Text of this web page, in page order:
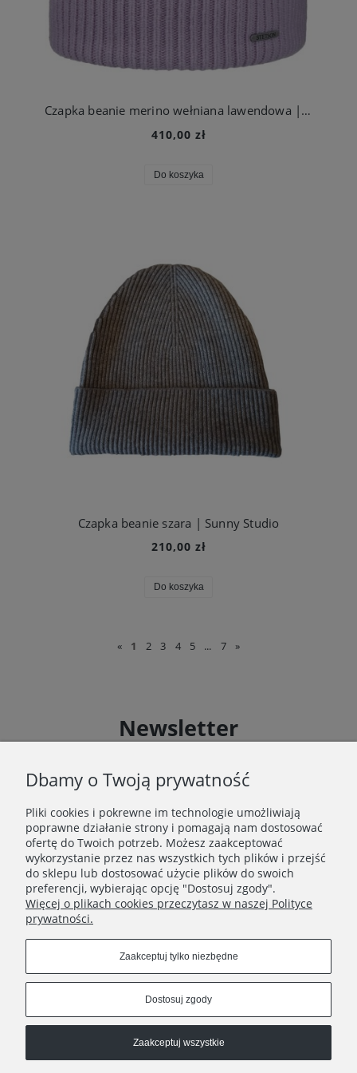
Czapka beanie merino wełniana lawendowa | Stetson
410,00 zł
Do koszyka
Czapka beanie szara | Sunny Studio
210,00 zł
Do koszyka
« 1 2 3 4 5 ... 7 »
Newsletter
zgodnie z Regulaminem akcji promocyjnej
Zapisz się
Zapisując się do Newslettera wyrażasz zgodę na
przetwarzanie Twoich danych osobowych zgodnie z
Polityką prywatności oraz otrzymywanie drogą
elektroniczną informacji handlowej zgodnie z
Regulaminem Newslettera.
REGULAMINY
Dbamy o Twoją prywatność
Pliki cookies i pokrewne im technologie umożliwiają
poprawne działanie strony i pomagają nam dostosować
ofertę do Twoich potrzeb. Możesz zaakceptować
wykorzystanie przez nas wszystkich tych plików i przejść
do sklepu lub dostosować użycie plików do swoich
preferencji, wybierając opcję "Dostosuj zgody".
Więcej o plikach cookies przeczytasz w naszej Polityce
prywatności.
Zaakceptuj tylko niezbędne
Dostosuj zgody
Zaakceptuj wszystkie